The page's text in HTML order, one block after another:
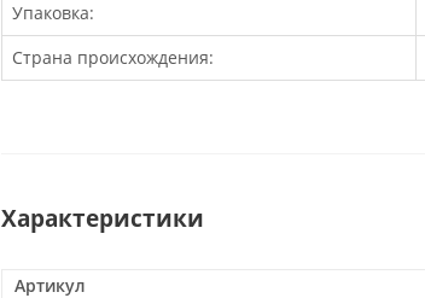
Упаковка:
Страна происхождения:
Характеристики
Артикул